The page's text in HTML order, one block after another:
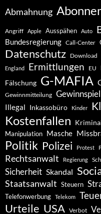
Abmahnung
Angriff Apple Ausspähen Auto
Bundesregierung Call-Center
Datenschutz Download
England Ermittlungen EU
Fälschung G-MAFIA
Gewinnmitteilung Gewinnspiel
Illegal Inkassobüro Kinder
Kostenfallen
Manipulation Masche
Politik Polizei Protest
Rechtsanwalt Regierung
Sicherheit Skandal
Staatsanwalt Steuern
Telefonwerbung Telekom
Urteile USA Verbot